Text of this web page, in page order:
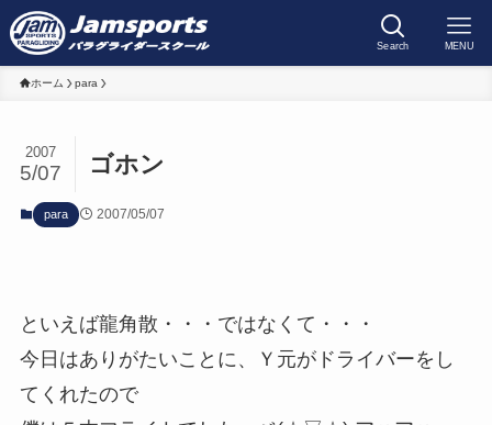
Search MENU
ホーム para
ゴホン
2007
5/07
para 2007/05/07
といえば龍角散・・・ではなくて・・・
今日はありがたいことに、Ｙ元がドライバーをし
てくれたので